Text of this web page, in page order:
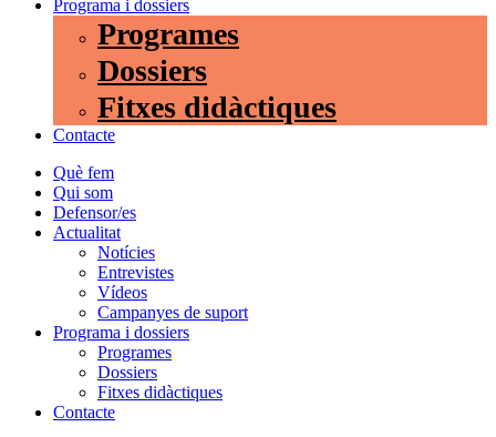
Programa i dossiers
Programes
Dossiers
Fitxes didàctiques
Contacte
Què fem
Qui som
Defensor/es
Actualitat
Notícies
Entrevistes
Vídeos
Campanyes de suport
Programa i dossiers
Programes
Dossiers
Fitxes didàctiques
Contacte